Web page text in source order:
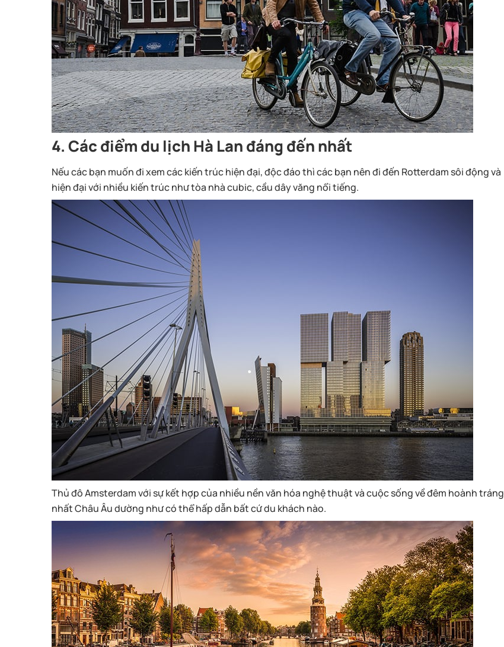
4. Các điểm du lịch Hà Lan đáng đến nhất
Nếu các bạn muốn đi xem các kiến trúc hiện đại, độc đáo thì các bạn nên đi đến Rotterdam sôi động và
hiện đại với nhiều kiến trúc như tòa nhà cubic, cầu dây văng nổi tiếng.
Thủ đô Amsterdam với sự kết hợp của nhiều nền văn hóa nghệ thuật và cuộc sống về đêm hoành tráng
nhất Châu Âu dường như có thể hấp dẫn bất cứ du khách nào.